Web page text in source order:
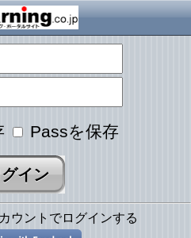
Passを保存
ウントでログインする